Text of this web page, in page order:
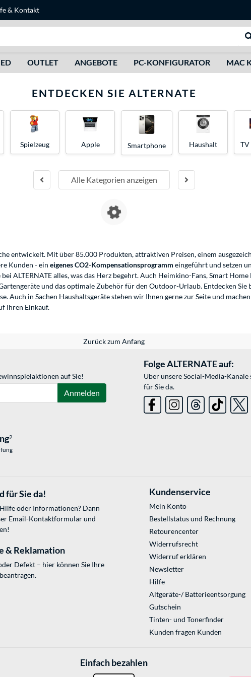
& Kontakt
OUTLET ANGEBOTE PC-KONFIGURATOR MAC
ENTDECKEN SIE ALTERNATE
Alle Kategorien anzeigen
Spielzeug Apple Smartphone Haushalt
entwickelt. Mit über 85.000 Produkten, attraktiven Preisen, einem
Kunden - ein eigenes CO2-Kompensationsprogramm eingeführt und setzen
ALTERNATE alles, was das Herz begehrt. Auch Heimkino-Fans, Smart
und das optimale Zubehör für den Outdoor-Urlaub. Entdecken
in Sachen Haushaltsgeräte stehen wir Ihnen gerne zur Seite und
Ihren Einkauf.
Zurück zum Anfang
auf Sie!
Anmelden
Folge ALTERNATE auf:
Über unsere Social-Media-
für Sie da.
2
für Sie da!
oder Informationen? Dann
Email-Kontaktformularund
& Reklamation
Defekt – hier können Sie Ihre
Kundenservice
Mein Konto
Bestellstatus und Rechnung
Retourencenter
Widerrufsrecht
Widerruf erklären
Newsletter
Hilfe
Altgeräte-/ Batterieentsorgung
Gutschein
Tinten- und Tonerfinder
Kunden fragen Kunden
Einfach bezahlen